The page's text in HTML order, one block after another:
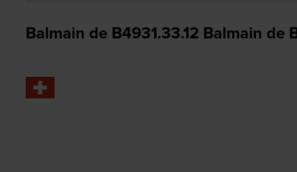
Balmain de B4931.33.12 Balmain de